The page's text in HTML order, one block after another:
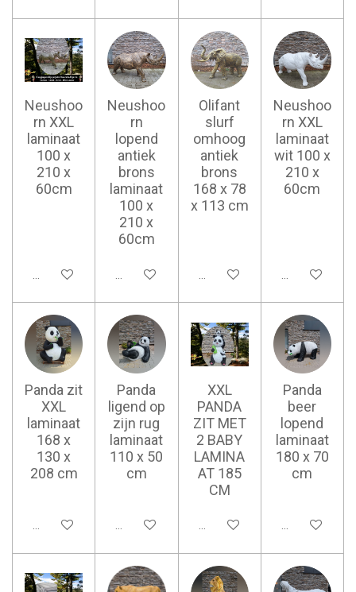
Neushoo
rn XXL
laminaat
100 x
210 x
60cm
Ajouter au panier
Neushoo
rn
lopend
antiek
brons
laminaat
100 x
210 x
60cm
Ajouter au panier
Olifant
slurf
omhoog
antiek
brons
168 x 78
x 113 cm
Ajouter au panier
Neushoo
rn XXL
laminaat
wit 100 x
210 x
60cm
Ajouter au
Panda zit
XXL
laminaat
168 x
130 x
208 cm
Ajouter au panier
Panda
ligend op
zijn rug
laminaat
110 x 50
cm
Ajouter au panier
XXL
PANDA
ZIT MET
2 BABY
LAMINA
AT 185
CM
Ajouter au panier
Panda
beer
lopend
laminaat
180 x 70
cm
Ajouter au